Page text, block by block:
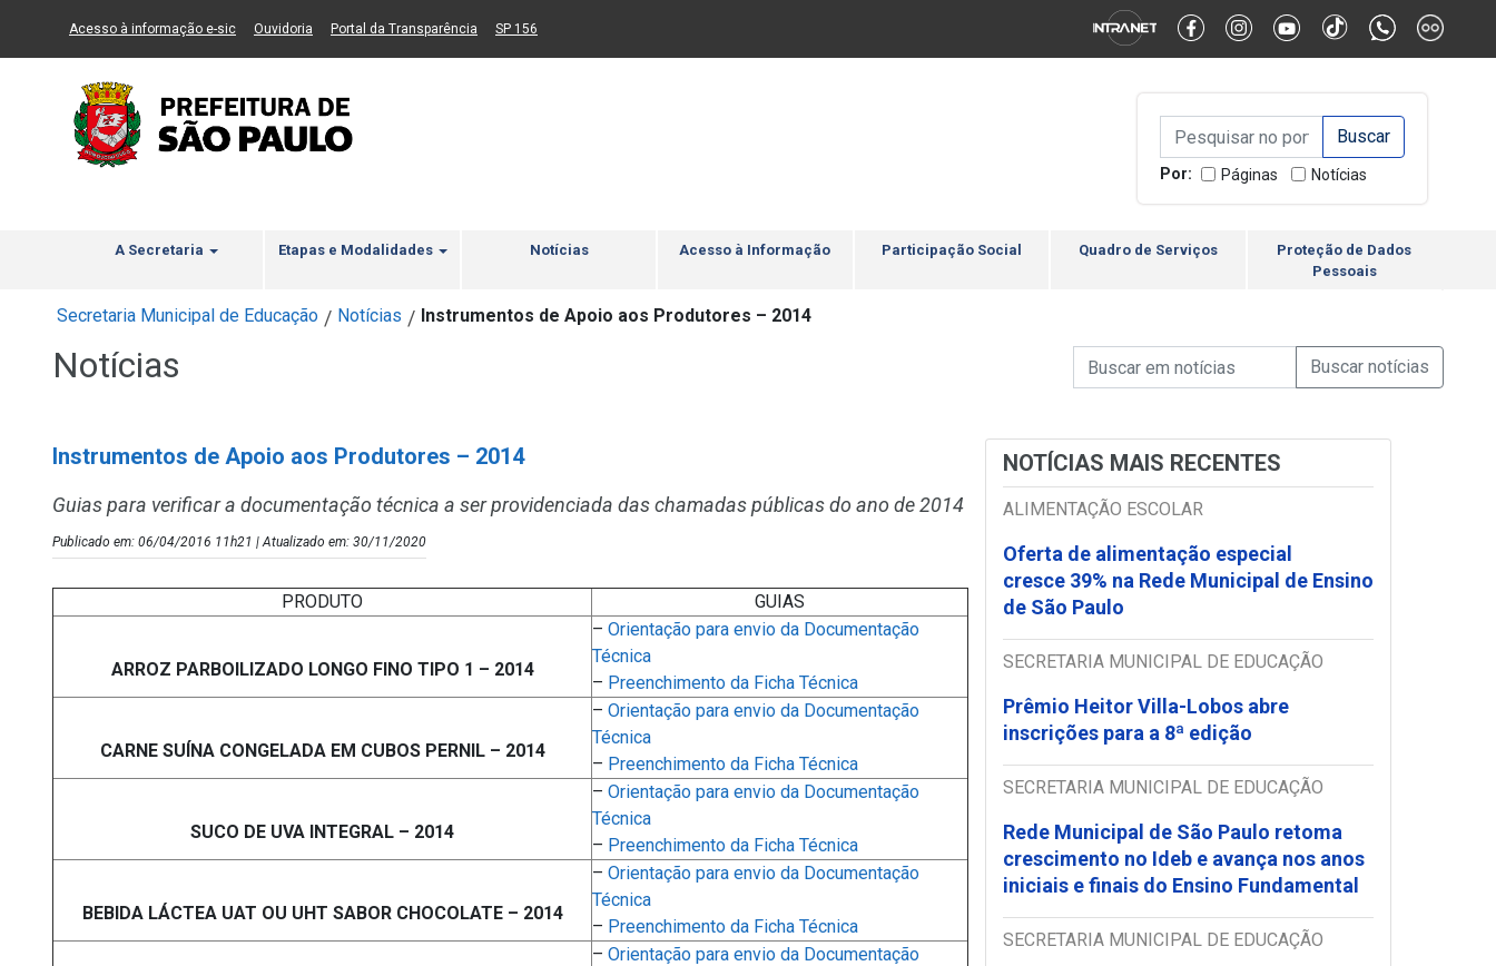
Ir ao Conteúdo Ir para menu principal 2 Ir para busca Ir para rodapé Alternar Alto Contraste Alternar Tamanho da Fonte
Acesso à informação e-sic(Link para um novo sítio)
Ouvidoria (Link para um novo sítio)
Portal da Transparência (Link para um novo sítio)
SP 156
Campo de Busca de
Campo de Busca de informaçõesEnviar a Busca
Por: Páginas Notícias
A Secretaria Etapas e Modalidades Notícias Acesso à Informação Participação Social Quadro de Serviços
Proteção de Dados
Pessoais
Secretaria Municipal de Educação / Notícias / Instrumentos de Apoio aos Produtores – 2014
Notícias Campo de Busca de Notícias
Campo de Busca de informaçõesEnviar a Busca de
Instrumentos de Apoio aos Produtores – 2014
Guias para verificar a documentação técnica a ser providenciada das chamadas públicas do ano de 2014
Publicado em: 06/04/2016 11h21 | Atualizado em: 30/11/2020
PRODUTO GUIAS
ARROZ PARBOILIZADO LONGO FINO TIPO 1 – 2014
– Orientação para envio da Documentação
Técnica
– Preenchimento da Ficha Técnica
CARNE SUÍNA CONGELADA EM CUBOS PERNIL – 2014
– Orientação para envio da Documentação
Técnica
– Preenchimento da Ficha Técnica
SUCO DE UVA INTEGRAL – 2014
– Orientação para envio da Documentação
Técnica
– Preenchimento da Ficha Técnica
BEBIDA LÁCTEA UAT OU UHT SABOR CHOCOLATE – 2014
– Orientação para envio da Documentação
Técnica
– Preenchimento da Ficha Técnica
– Orientação para envio da Documentação
NOTÍCIAS MAIS RECENTES
ALIMENTAÇÃO ESCOLAR
Oferta de alimentação especial
cresce 39% na Rede Municipal de Ensino
de São Paulo
SECRETARIA MUNICIPAL DE EDUCAÇÃO
Prêmio Heitor Villa-Lobos abre
inscrições para a 8ª edição
SECRETARIA MUNICIPAL DE EDUCAÇÃO
Rede Municipal de São Paulo retoma
crescimento no Ideb e avança nos anos
iniciais e finais do Ensino Fundamental
SECRETARIA MUNICIPAL DE EDUCAÇÃO